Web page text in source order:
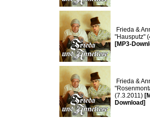
Frieda &
"Hausputz"
[MP3-
Frieda &
(7.3.2011)
Download]